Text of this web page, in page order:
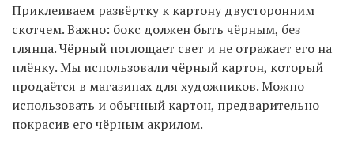
Приклеиваем развёртку к картону двусторонним
скотчем. Важно: бокс должен быть чёрным, без
глянца. Чёрный поглощает свет и не отражает его на
плёнку. Мы использовали чёрный картон, который
продаётся в магазинах для художников. Можно
использовать и обычный картон, предварительно
покрасив его чёрным акрилом.